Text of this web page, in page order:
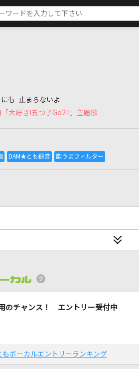
も 止まらないよ
「大好き!五つ子Go2!!」主題歌
のチャンス！ エントリー受付中
もボーカルエントリーランキング